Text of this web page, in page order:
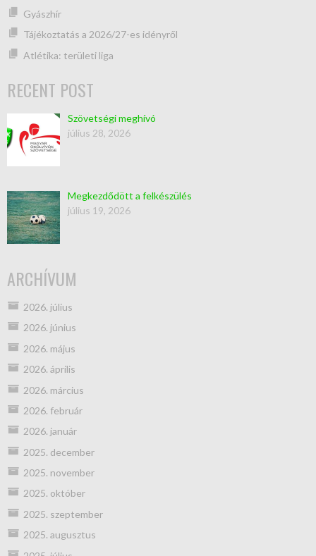
Gyászhír
Tájékoztatás a 2026/27-es idényről
Atlétika: területi liga
RECENT POST
Szövetségi meghívó
július 28, 2026
Megkezdődött a felkészülés
július 19, 2026
ARCHÍVUM
2026. július
2026. június
2026. május
2026. április
2026. március
2026. február
2026. január
2025. december
2025. november
2025. október
2025. szeptember
2025. augusztus